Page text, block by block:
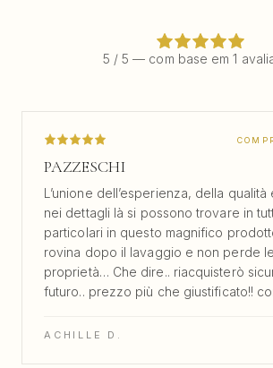
5 / 5 — com base em 1
PAZZESCHI
L’unione dell’esperienza, della
nei dettagli là si possono trovare in
particolari in questo magnifico
rovina dopo il lavaggio e non perde
proprietà… Che dire.. riacquisterò
futuro.. prezzo più che giustificato!!
ACHILLE D.